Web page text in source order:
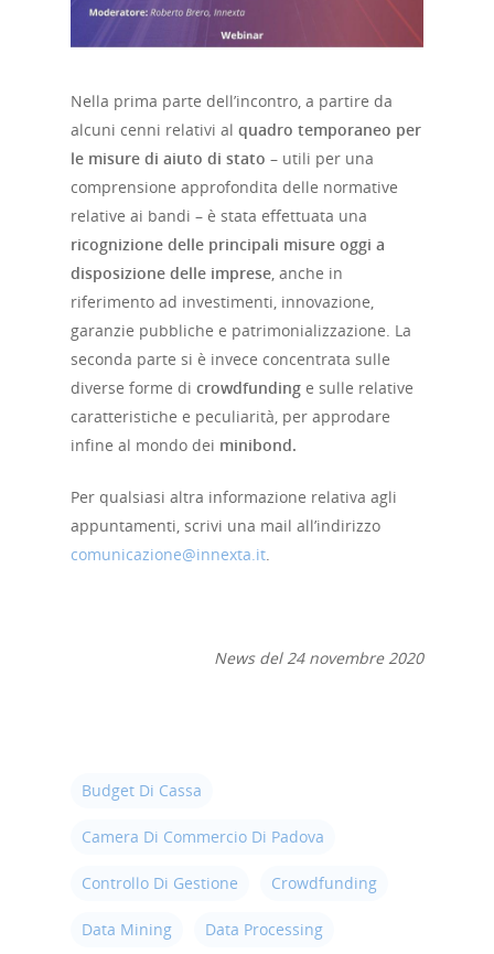
Nella prima parte dell’incontro, a partire da
alcuni cenni relativi al quadro temporaneo per
le misure di aiuto di stato – utili per una
comprensione approfondita delle normative
relative ai bandi – è stata effettuata una
ricognizione delle principali misure oggi a
disposizione delle imprese, anche in
riferimento ad investimenti, innovazione,
garanzie pubbliche e patrimonializzazione. La
seconda parte si è invece concentrata sulle
diverse forme di crowdfunding e sulle relative
caratteristiche e peculiarità, per approdare
infine al mondo dei minibond.
Per qualsiasi altra informazione relativa agli
appuntamenti, scrivi una mail all’indirizzo
comunicazione@innexta.it.
News del 24 novembre 2020
Budget Di Cassa
Camera Di Commercio Di Padova
Controllo Di Gestione Crowdfunding
Data Mining Data Processing
ESGpass
Finance Digital Index
Libra – La Suite
Skill UP